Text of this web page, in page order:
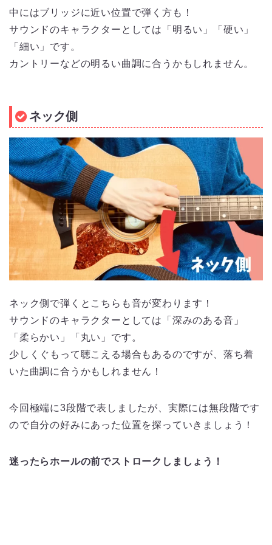
中にはブリッジに近い位置で弾く方も！
サウンドのキャラクターとしては「明るい」「硬い」
「細い」です。
カントリーなどの明るい曲調に合うかもしれません。
ネック側
ネック側で弾くとこちらも音が変わります！
サウンドのキャラクターとしては「深みのある音」
「柔らかい」「丸い」です。
少しくぐもって聴こえる場合もあるのですが、落ち着
いた曲調に合うかもしれません！
今回極端に3段階で表しましたが、実際には無段階です
ので自分の好みにあった位置を探っていきましょう！
迷ったらホールの前でストロークしましょう！